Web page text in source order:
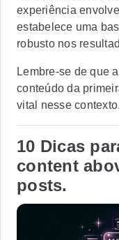
experiência
estabelece uma
robusto nos
Lembre-se de que
conteúdo da
vital nesse contexto.
10 Dicas
content
posts.